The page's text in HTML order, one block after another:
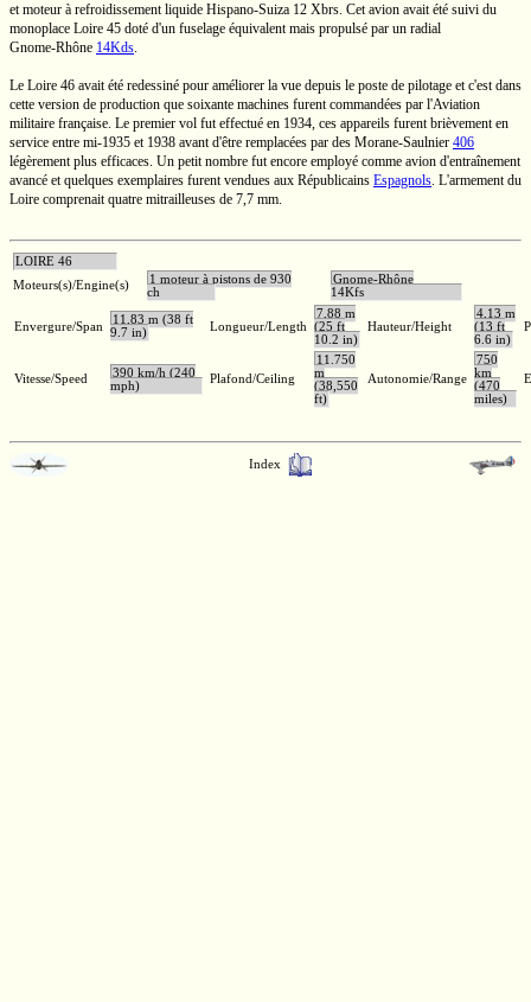
et moteur à refroidissement liquide Hispano-Suiza 12 Xbrs. Cet avion avait été suivi du
monoplace Loire 45 doté d'un fuselage équivalent mais propulsé par un radial
Gnome-Rhône 14Kds.
Le Loire 46 avait été redessiné pour améliorer la vue depuis le poste de pilotage et c'est dans
cette version de production que soixante machines furent commandées par l'Aviation
militaire française. Le premier vol fut effectué en 1934, ces appareils furent brièvement en
service entre mi-1935 et 1938 avant d'être remplacées par des Morane-Saulnier 406
légèrement plus efficaces. Un petit nombre fut encore employé comme avion d'entraînement
avancé et quelques exemplaires furent vendues aux Républicains Espagnols. L'armement du
Loire comprenait quatre mitrailleuses de 7,7 mm.
LOIRE 46
Moteurs(s)/Engine(s)
1 moteur à pistons de 930
ch
Gnome-Rhône
14Kfs
Envergure/Span
11,83 m (38 ft
9.7 in)
Longueur/Length
7,88 m
(25 ft
10.2 in)
Hauteur/Height
4,13 m
(13 ft
6.6 in)
Vitesse/Speed
390 km/h (240
mph)
Plafond/Ceiling
11.750
m
(38,550
ft)
Autonomie/Range
750
km
(470
miles)
Index